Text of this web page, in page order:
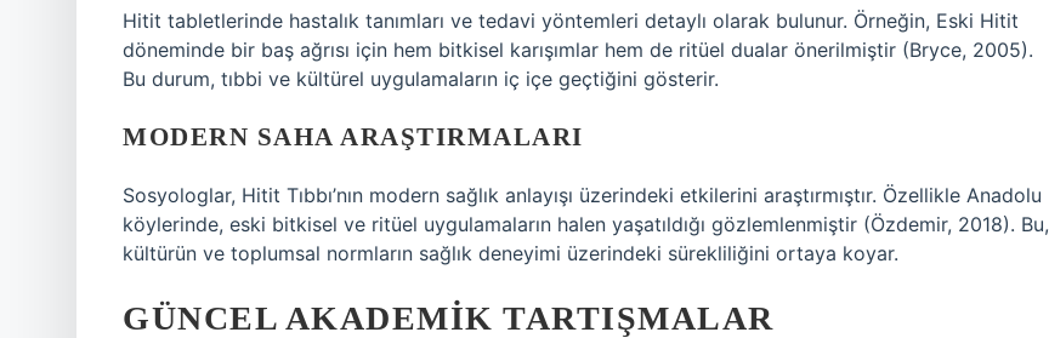
Hitit tabletlerinde hastalık tanımları ve tedavi yöntemleri detaylı olarak bulunur. Örneğin, Eski Hitit
döneminde bir baş ağrısı için hem bitkisel karışımlar hem de ritüel dualar önerilmiştir (Bryce, 2005).
Bu durum, tıbbi ve kültürel uygulamaların iç içe geçtiğini gösterir.
MODERN SAHA ARAŞTIRMALARI
Sosyologlar, Hitit Tıbbı’nın modern sağlık anlayışı üzerindeki etkilerini araştırmıştır. Özellikle Anadolu
köylerinde, eski bitkisel ve ritüel uygulamaların halen yaşatıldığı gözlemlenmiştir (Özdemir, 2018). Bu,
kültürün ve toplumsal normların sağlık deneyimi üzerindeki sürekliliğini ortaya koyar.
GÜNCEL AKADEMIK TARTIŞMALAR